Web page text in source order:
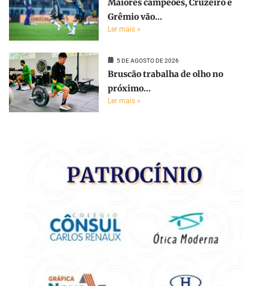
Grêmio vão...
Ler mais »
5 DE AGOSTO DE 2026
Bruscão trabalha de olho no
próximo...
Ler mais »